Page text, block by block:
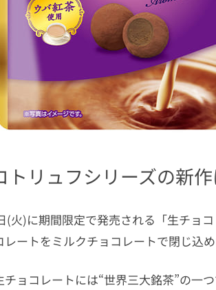
トリュフシリーズの新
(火)に期間限定で発売される「生チョ
レートをミルクチョコレートで閉じ込
チョコレートには“世界三大銘茶”の一